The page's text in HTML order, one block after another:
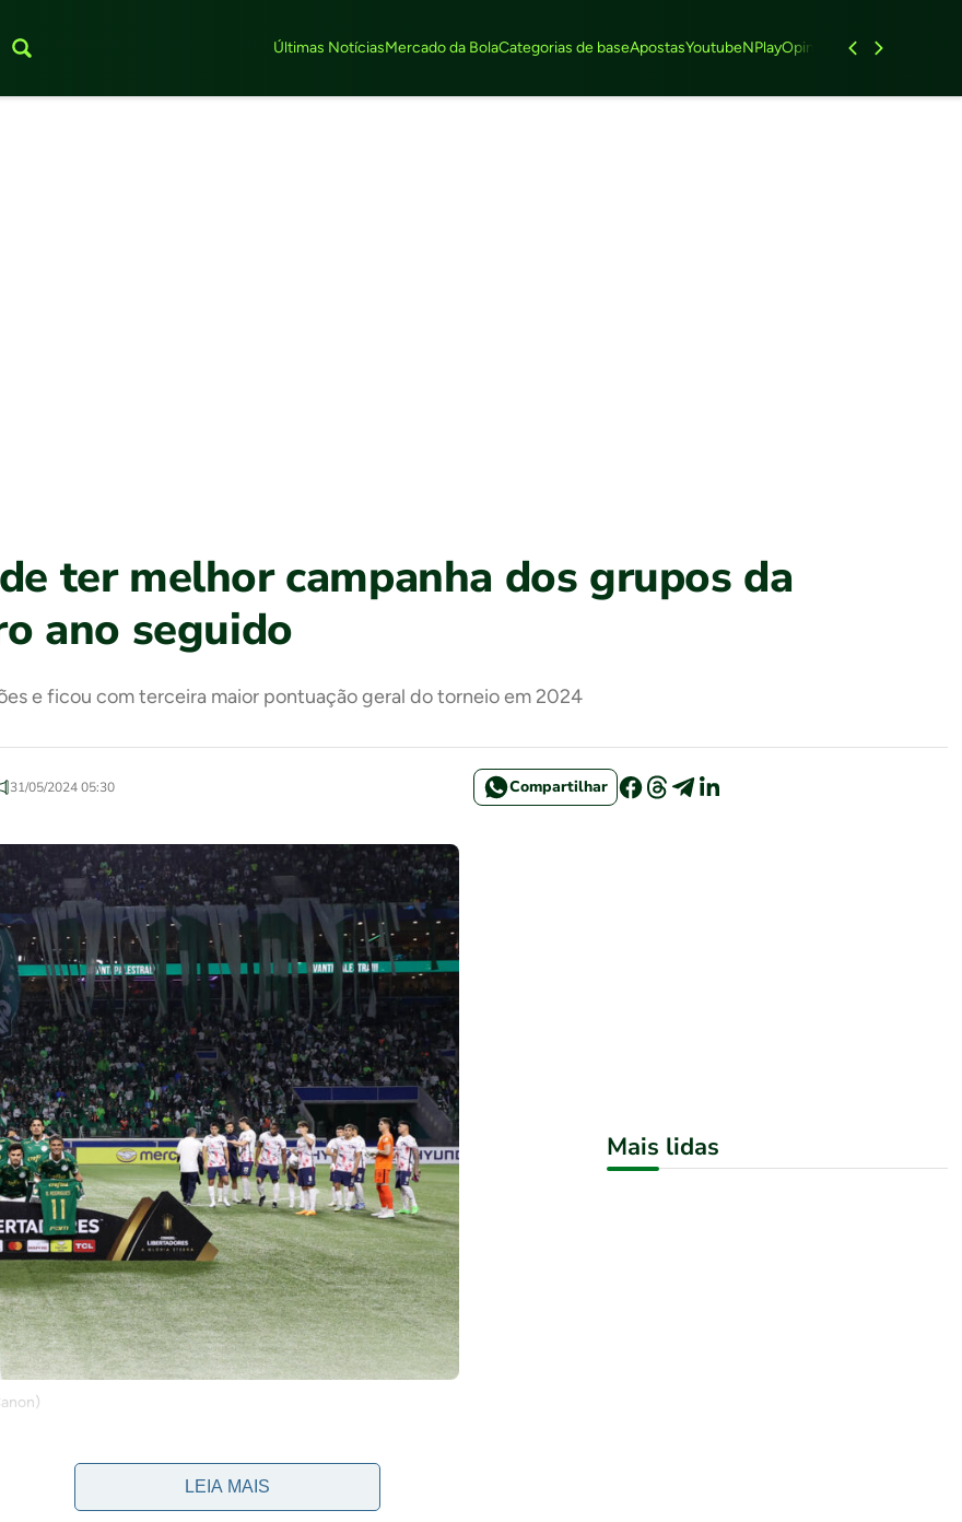
Últimas NotíciasMercado da BolaCategorias de baseApostasYoutubeNPlayOpinião Feminino
ter melhor campanha dos grupos da
ano seguido
e ficou com terceira maior pontuação geral do torneio em 2024
31/05/2024 05:30 Compartilhar
desta quinta-feira (30), no Allianz Parque, em jogo
Apesar de já ter a liderança do grupo F garantida, o
da fase de grupos.
Mais lidas
LEIA MAIS